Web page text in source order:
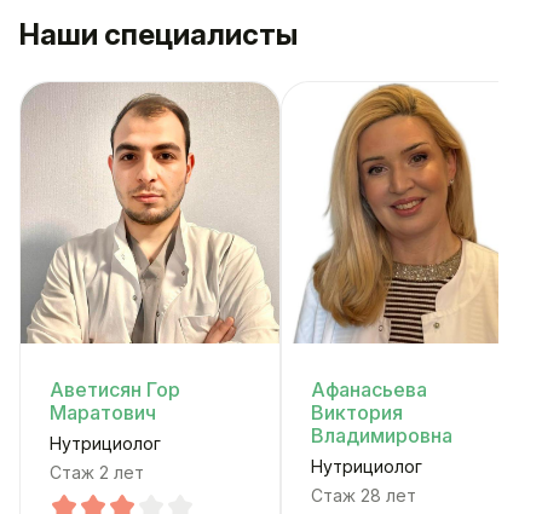
Наши специалисты
Аветисян Гор
Маратович
Нутрициолог
Стаж 2 лет
Афанасьева
Виктория
Владимировна
Нутрициолог
Стаж 28 лет